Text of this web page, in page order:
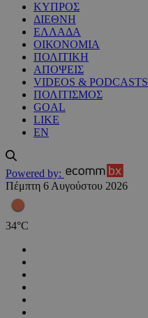
ΚΥΠΡΟΣ
ΔΙΕΘΝΗ
ΕΛΛΑΔΑ
ΟΙΚΟΝΟΜΙΑ
ΠΟΛΙΤΙΚΗ
ΑΠΟΨΕΙΣ
VIDEOS & PODCASTS
ΠΟΛΙΤΙΣΜΟΣ
GOAL
LIKE
EN
Powered by:
Πέμπτη 6 Αυγούστου 2026
34°C